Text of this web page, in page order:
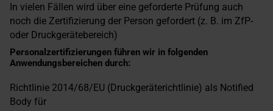
In vielen Fällen wird über eine geforderte Prüfung auch
noch die Zertifizierung der Person gefordert (z. B. im ZfP-
oder Druckgerätebereich)
Personalzertifizierungen führen wir in folgenden
Anwendungsbereichen durch:
Richtlinie 2014/68/EU (Druckgeräterichtlinie) als Notified
Body für